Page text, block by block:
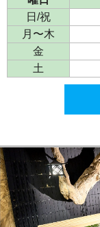
日/祝
月〜木
金
土